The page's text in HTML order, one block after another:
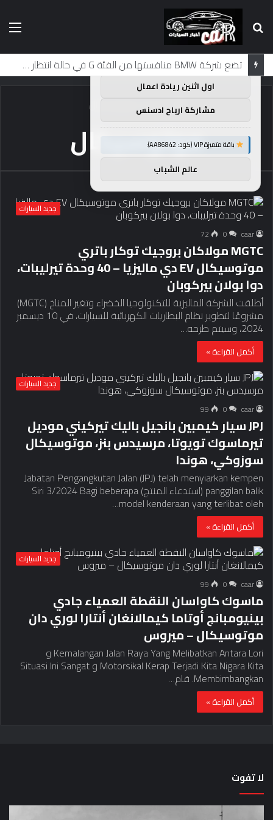
بحث
عن
لماذا تم منع النساء من المشاركة في لومان لعقود من الزمن؟
الرئيسية موتوسيكال
موتوسيكال
جديد السيارات
caar
0
72
MGTC مولاكان بروجيك توكار باتري
موتوسيكال EV دي ماليزيا – 40 وحدة تيرليبات،
دوا بولان بيركوبان
أطلقت الشركة الماليزية للتكنولوجيا الخضراء وتغير المناخ (MGTC)
مشروعًا لتطوير نظام البطاريات الكهربائية للسيارات، في 10 ديسمبر
2024، وسيتم طرحه…
أكمل القراءة »
جديد السيارات
caar
0
99
JPJ سيار كيمبين بانجيل باليك تيركيني موديل
تيرماسوك تويوتا، مرسيدس بنز، موتوسيكال
سوزوكي، هوندا
Jabatan Pengangkutan Jalan (JPJ) telah menyiarkan kempen
panggilan balik (استدعاء المنتج) Siri 3/2024 Bagi beberapa
model kenderaan yang terlibat oleh…
أكمل القراءة »
جديد السيارات
caar
0
99
ماسوك كاواسان النقطة العمياء جادي
بينيومبانج أوتاما كيمالانغان أنتارا لوري دان
موتوسيكال – ميروس
Kemalangan Jalan Raya Yang Melibatkan Antara Lori و
Motorsikal Kerap Terjadi Kita Nigara Kita و Situasi Ini Sangat
Membimbangkan. قام…
أكمل القراءة »
لا تفوت
لماذا
توصيات :
باقة متميزة VIP (كود: AA38045):
اول اثنين ريادة اعمال
مشاركة ارباح ادسنس
باقة متميزة VIP (كود: AA86842):
عالم الشباب